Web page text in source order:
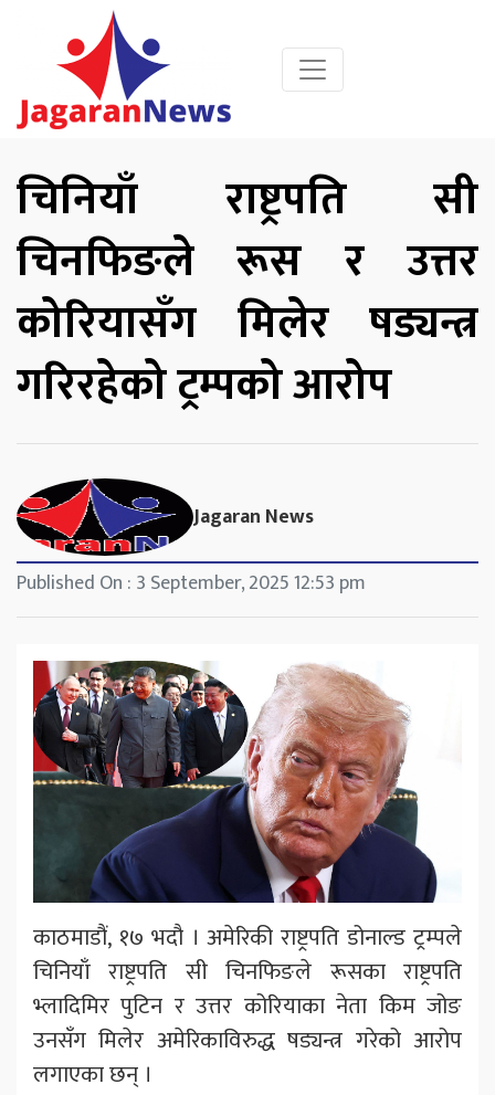
चिनियाँ राष्ट्रपति सी
चिनफिङले रूस र उत्तर
कोरियासँग मिलेर षड्यन्त्र
गरिरहेको ट्रम्पको आरोप
Jagaran News
Published On : 3 September, 2025 12:53 pm
काठमाडौं, १७ भदौ । अमेरिकी राष्ट्रपति डोनाल्ड ट्रम्पले
चिनियाँ राष्ट्रपति सी चिनफिङले रूसका राष्ट्रपति
भ्लादिमिर पुटिन र उत्तर कोरियाका नेता किम जोङ
उनसँग मिलेर अमेरिकाविरुद्ध षड्यन्त्र गरेको आरोप
लगाएका छन् ।